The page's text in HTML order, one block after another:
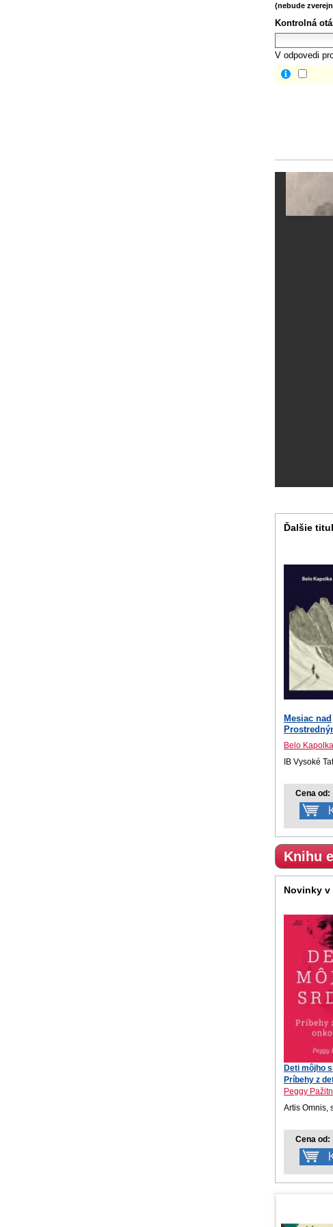
(nebude
Kontrolná
V odpovedi
Ďalšie
Mesiac nad
Belo Kapolka
IB Vysoké
Cena od:
Knihu
Novinky v
Deti môjho
Príbehy z
Peggy
Artis Omnis,
Cena od: